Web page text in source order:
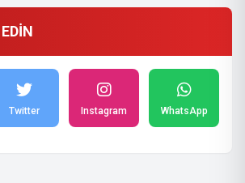
Twitter Instagram WhatsApp